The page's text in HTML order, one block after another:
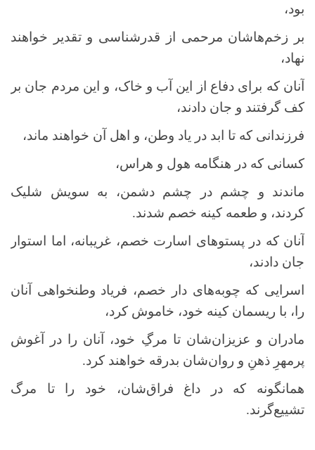
بود،
بر زخم‌ها‌شان مرحمی از قدرشناسی و تقدیر خواهند
نهاد،
آنان که برای دفاع از این آب و خاک، و این مردم جان بر
کف گرفتند و جان دادند،
فرزندانی که تا ابد در یاد وطن، و اهل آن خواهند ماند،
کسانی که در هنگامه هول و هراس،
ماندند و چشم در چشم دشمن، به سویش شلیک
کردند، و طعمه کینه خصم شدند.
آنان که در پستوهای اسارت خصم، غریبانه، اما استوار
جان دادند،
اسرایی که چوبه‌های دار خصم، فریاد وطنخواهی آنان
را، با ریسمان کینه خود، خاموش کرد،
مادران و عزیزان‌شان تا مرگِ خود، آنان را در آغوش
پرمهرِ ذهنِ و روان‌شان بدرقه خواهند کرد.
همانگونه که در داغ فراق‌شان، خود را تا مرگ
تشییع‌گرند.